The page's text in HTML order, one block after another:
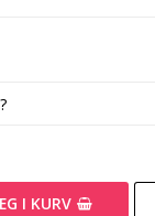
I KURV